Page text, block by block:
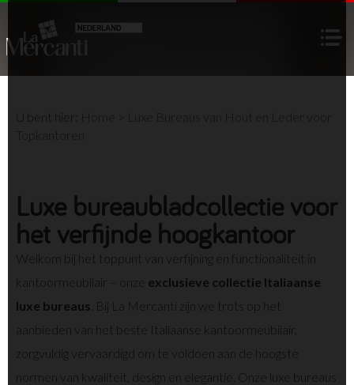
U bent hier:
Topkantoren
Luxe bureaubladcollectie voor
het verfijnde hoogkantoor
Welkom bij het toppunt van verfijning en functionaliteit in
kantoormeubilair – onze exclusieve collectie Italiaanse
luxe bureaus . Bij La Mercanti zijn we trots op het
aanbieden van het beste Italiaanse kantoormeubilair,
zorgvuldig vervaardigd om te voldoen aan de hoogste
normen van kwaliteit, design en elegantie. Onze luxe bureaus